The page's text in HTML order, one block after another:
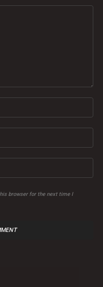
browser for the next time I